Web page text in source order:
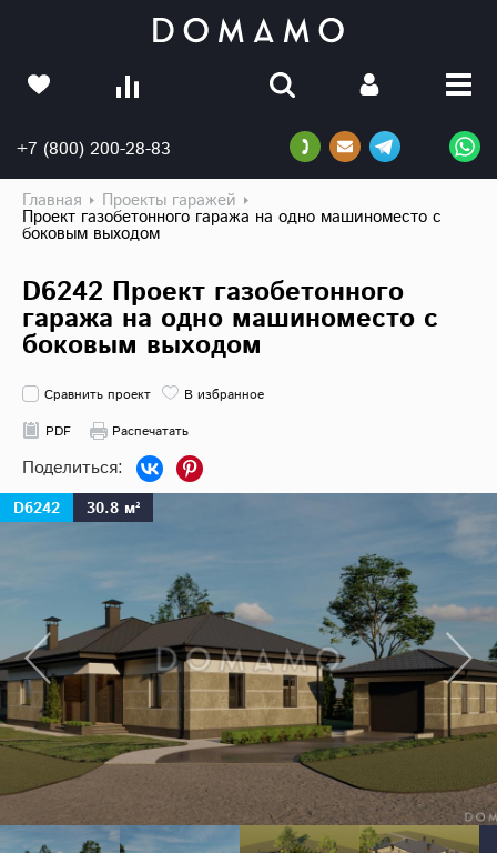
+7 (800) 200-28-83
Главная Проекты гаражей
Проект газобетонного гаража на одно машиноместо с
боковым выходом
D6242 Проект газобетонного
гаража на одно машиноместо с
боковым выходом
Сравнить проект
В избранное
PDF
Распечатать
D6242 30.8 м²